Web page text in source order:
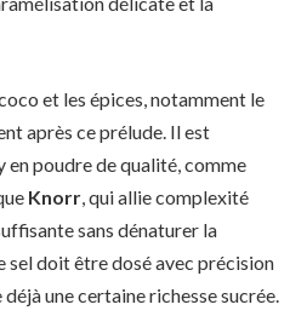
et les épices, notamment le
après ce prélude. Il est
en poudre de qualité, comme
Knorr , qui allie complexité
sans dénaturer la
sel doit être dosé avec précision
une certaine richesse sucrée.